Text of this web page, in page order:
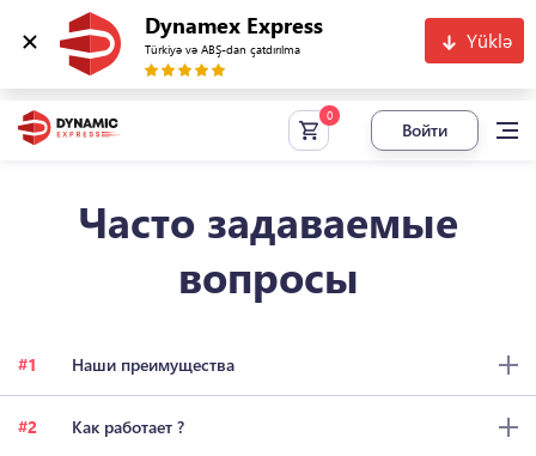
Dynamex Express
Türkiyə və ABŞ-dan çatdırılma Yüklə
Войти
Часто задаваемые
вопросы
1 Наши преимущества
2 Как работает ?